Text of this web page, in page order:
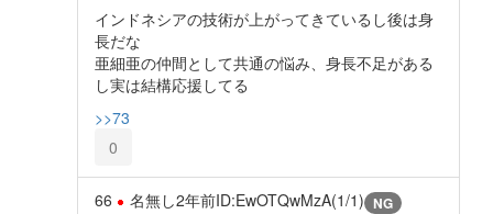
インドネシアの技術が上がってきているし後は身
長だな
亜細亜の仲間として共通の悩み、身長不足がある
し実は結構応援してる
>>73
0
66 名無し2年前ID:EwOTQwMzA(1/1) NG